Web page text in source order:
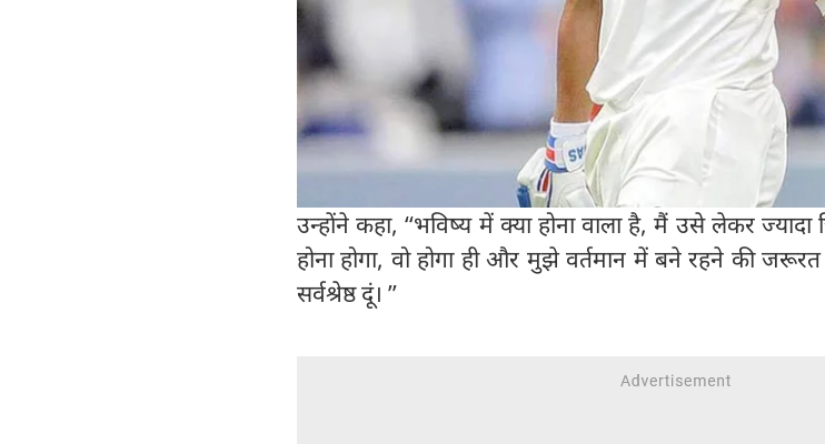
उन्होंने कहा, ‘‘भविष्य में क्या होना वाला है, मैं उसे लेकर
होना होगा, वो होगा ही और मुझे वर्तमान में बने रहने की
सर्वश्रेष्ठ दूं। ’’